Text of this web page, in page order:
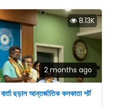
8.13K
2 months ago
ছড়াল আন্তর্জাতিক কলকাতা শর্ট